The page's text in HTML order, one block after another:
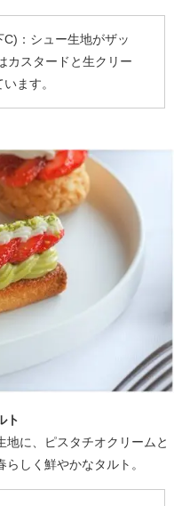
：シュー生地がザッ
カスタードと生クリー
ます。
ト
地に、ピスタチオクリームと
しく鮮やかなタルト。